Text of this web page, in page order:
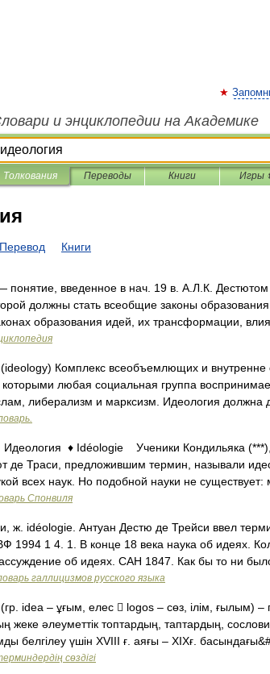
и энциклопедии на Академике
Толкования Переводы Книги Игры
Перевод Книги
понятие, введенное в нач. 19 в. А.Л.К. Дестютом
должны стать всеобщие законы
образования идей, их трансформации,
Комплекс всеобъемлющих и внутренне
которыми любая социальная группа
либерализм и марксизм. Идеология должна
♦ Idéologie Ученики Кондильяка (***),
де Траси, предложившим термин, называли
всех наук. Но подобной науки не существует:
Спонвиля
ж. idéologie. Антуан Дестю де Трейси ввел
1994 1 4. 1. В конце 18 века наука об идеях.
об идеях. САН 1847. Как бы то ни
галлицизмов русского языка
idea – ұғым, елес  logos – сөз, ілім, ғылым)
жеке әлеуметтік топтардың, таптардың,
белгілеу үшін ХVІІІ ғ. аяғы – ХІХғ.
сөздігі